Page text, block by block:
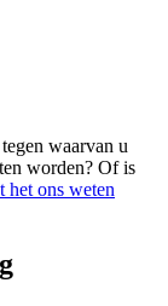
waarvan u
worden? Of is
het ons weten